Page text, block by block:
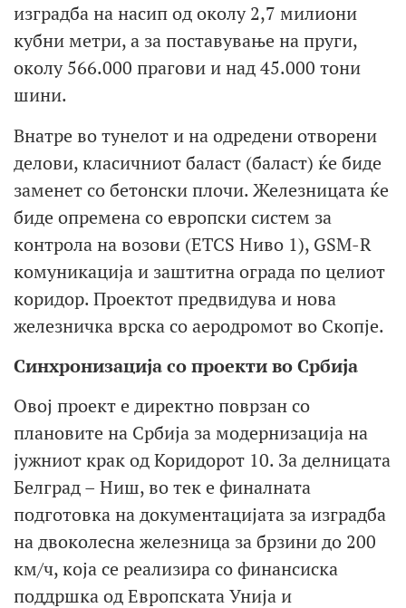
изградба на насип од околу 2,7 милиони
кубни метри, а за поставување на пруги,
околу 566.000 прагови и над 45.000 тони
шини.
Внатре во тунелот и на одредени отворени
делови, класичниот баласт (баласт) ќе биде
заменет со бетонски плочи. Железницата ќе
биде опремена со европски систем за
контрола на возови (ETCS Ниво 1), GSM-R
комуникација и заштитна ограда по целиот
коридор. Проектот предвидува и нова
железничка врска со аеродромот во Скопје.
Синхронизација со проекти во Србија
Овој проект е директно поврзан со
плановите на Србија за модернизација на
јужниот крак од Коридорот 10. За делницата
Белград – Ниш, во тек е финалната
подготовка на документацијата за изградба
на двоколесна железница за брзини до 200
км/ч, која се реализира со финансиска
поддршка од Европската Унија и